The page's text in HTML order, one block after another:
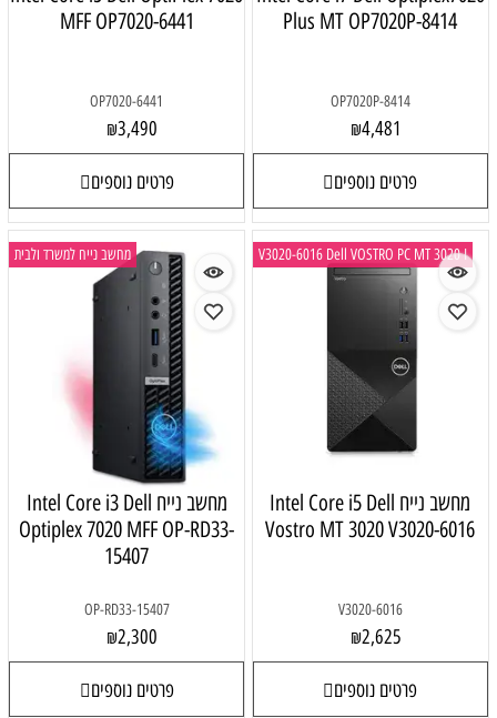
Plus MT OP7020P-8414
OP7020P-8414
₪4,481
פרטים נוספים
MFF OP7020-6441
OP7020-6441
₪3,490
פרטים נוספים
V3020-6016 Dell VOSTRO PC MT 3020 I
מחשב נייח Intel Core i5 Dell
Vostro MT 3020 V3020-6016
V3020-6016
₪2,625
פרטים נוספים
מחשב נייח למשרד ולבית
מחשב נייח Intel Core i3 Dell
Optiplex 7020 MFF OP-RD33-
15407
OP-RD33-15407
₪2,300
פרטים נוספים